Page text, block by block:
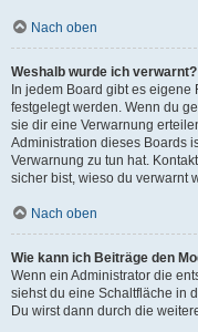
Nach oben
Weshalb wurde ich verwarnt?
In jedem Board gibt es
festgelegt werden. Wenn du
sie dir eine Verwarnung
Administration dieses Boards
Verwarnung zu tun hat.
sicher bist, wieso du verwarnt
Nach oben
Wie kann ich Beiträge den
Wenn ein Administrator die
siehst du eine Schaltfläche in
Du wirst dann durch die